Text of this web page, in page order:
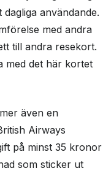
användande.
med andra
till andra resekort.
med det här kortet
även en
Airways
på minst 35 kronor
som sticker ut